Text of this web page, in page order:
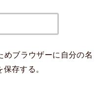
めブラウザーに自分の名
存する。